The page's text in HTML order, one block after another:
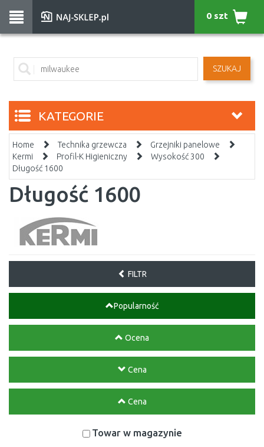
SZUKAJ
0 szt
KATEGORIE
Home Technika grzewcza
Grzejniki panelowe
Kermi
Profil-K Higieniczny
Wysokość 300
Długość 1600
Długość 1600
FILTR
Popularność
Ocena
Cena
Cena
Towar w magazynie